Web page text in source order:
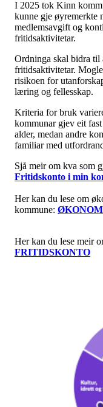
I 2025 tok Kinn
kunne gje øyremerkte
medlemsavgift og
fritidsaktivitetar.
Ordninga skal bidra til
fritidsaktivitetar.
risikoen for
læring og fellesskap.
Kriteria for bruk
kommunar gjev eit
alder, medan andre
familiar med
Sjå meir om kva som
Fritidskonto i min
Her kan du lese om
kommune:
Her kan du lese meir
FRITIDSKONTO